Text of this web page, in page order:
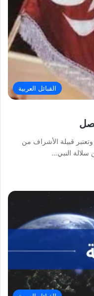
القبائل العربية
قبيلة الأشراف من
سلالة النبي…